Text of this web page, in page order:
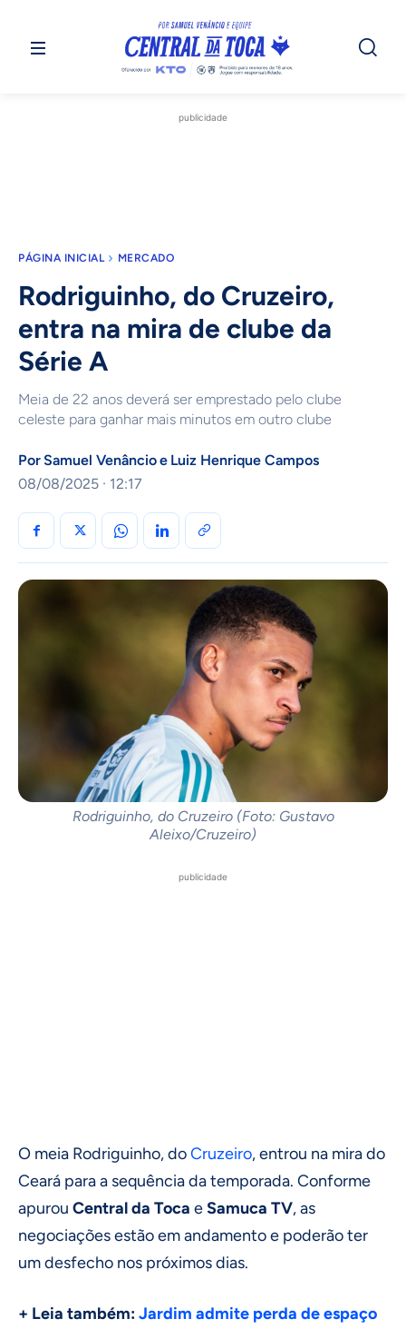
publicidade
PÁGINA INICIAL MERCADO
Rodriguinho, do Cruzeiro,
entra na mira de clube da
Série A
Meia de 22 anos deverá ser emprestado pelo clube
celeste para ganhar mais minutos em outro clube
Por Samuel Venâncioe Luiz Henrique Campos
08/08/2025 · 12:17
Rodriguinho, do Cruzeiro (Foto: Gustavo
Aleixo/Cruzeiro)
publicidade
O meia Rodriguinho, doCruzeiro, entrou na mira do
Ceará para a sequência da temporada. Conforme
apurou Central da Toca eSamuca TV, as
negociações estão em andamento e poderão ter
um desfecho nos próximos dias.
+ Leia também:Jardim admite perda de espaço